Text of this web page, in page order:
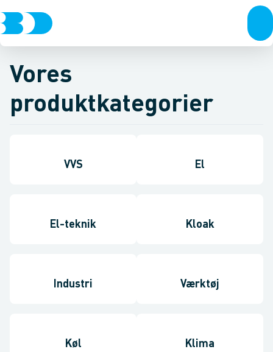
Vores
produktkategorier
VVS El
El-teknik Kloak
Industri Værktøj
Køl Klima